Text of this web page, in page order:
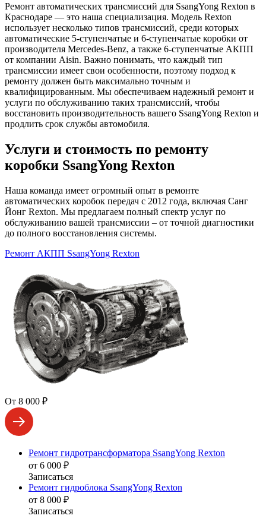
Ремонт автоматических трансмиссий для SsangYong Rexton в
Краснодаре — это наша специализация. Модель Rexton
использует несколько типов трансмиссий, среди которых
автоматические 5-ступенчатые и 6-ступенчатые коробки от
производителя Mercedes-Benz, а также 6-ступенчатые АКПП
от компании Aisin. Важно понимать, что каждый тип
трансмиссии имеет свои особенности, поэтому подход к
ремонту должен быть максимально точным и
квалифицированным. Мы обеспечиваем надежный ремонт и
услуги по обслуживанию таких трансмиссий, чтобы
восстановить производительность вашего SsangYong Rexton и
продлить срок службы автомобиля.
Услуги и стоимость по ремонту
коробки SsangYong Rexton
Наша команда имеет огромный опыт в ремонте
автоматических коробок передач с 2012 года, включая Санг
Йонг Rexton. Мы предлагаем полный спектр услуг по
обслуживанию вашей трансмиссии – от точной диагностики
до полного восстановления системы.
Ремонт АКПП SsangYong Rexton
От 8 000 ₽
Ремонт гидротрансформатора SsangYong Rexton
от 6 000 ₽
Записаться
Ремонт гидроблока SsangYong Rexton
от 8 000 ₽
Записаться